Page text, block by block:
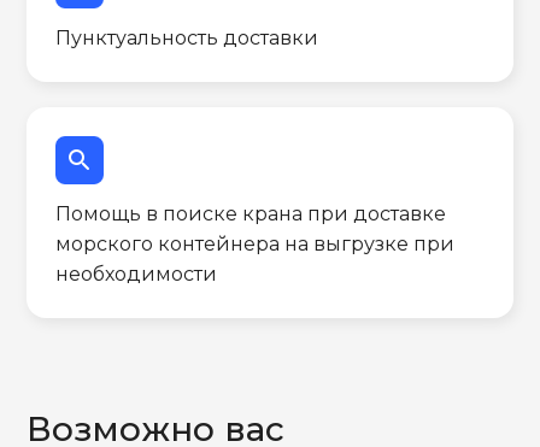
Пунктуальность доставки
search
Помощь в поиске крана при доставке
морского контейнера на выгрузке при
необходимости
Возможно вас